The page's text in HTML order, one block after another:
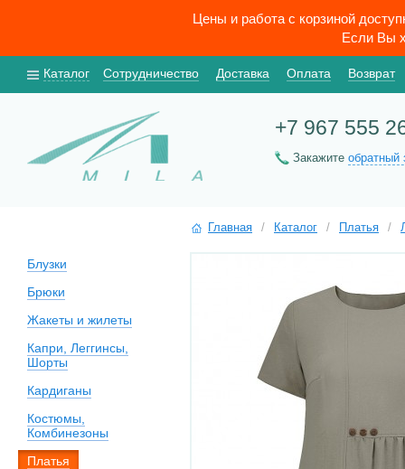
Цены и работа с корзиной
Если Вы
Каталог Сотрудничество Доставка Оплата Возврат
+7 967 555
Закажите обратный
Блузки
Брюки
Жакеты и жилеты
Капри, Леггинсы,
Шорты
Кардиганы
Костюмы,
Комбинезоны
Платья
Главная / Каталог / Платья /